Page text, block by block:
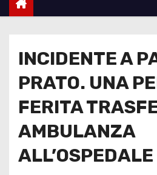
INCIDENTE A
PRATO. UNA
FERITA
AMBULANZA